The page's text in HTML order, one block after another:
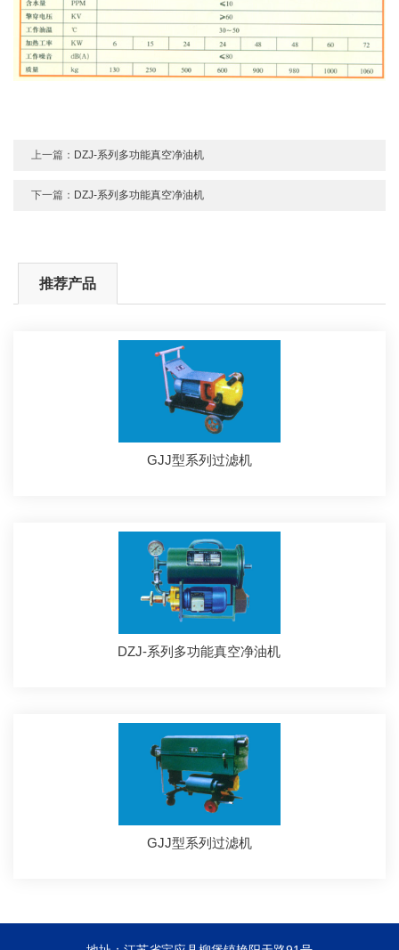
上一篇： DZJ-系列多功能真空净油机
下一篇： DZJ-系列多功能真空净油机
推荐产品
GJJ型系列过滤机
DZJ-系列多功能真空净油机
GJJ型系列过滤机